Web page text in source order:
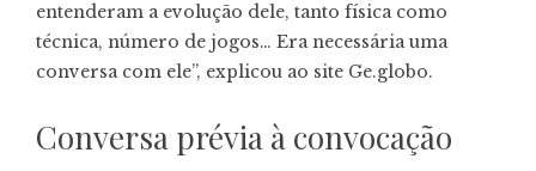
entenderam a evolução dele, tanto física como
técnica, número de jogos… Era necessária uma
conversa com ele”, explicou ao site Ge.globo.
Conversa prévia à convocação